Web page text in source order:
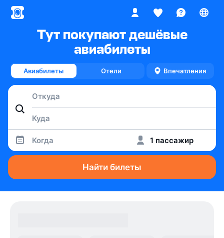
Тут покупают дешёвые
авиабилеты
Авиабилеты Отели Впечатления
Когда 1 пассажир
Найти билеты